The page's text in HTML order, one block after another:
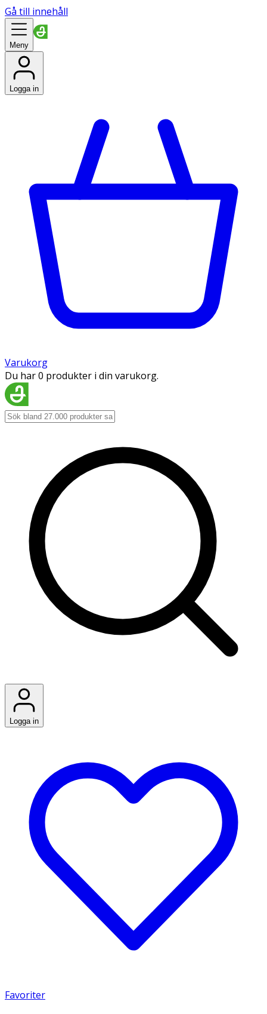
Gå till innehåll
Meny
Logga in
Varukorg
Du har 0 produkter i din varukorg.
Logga in
Favoriter